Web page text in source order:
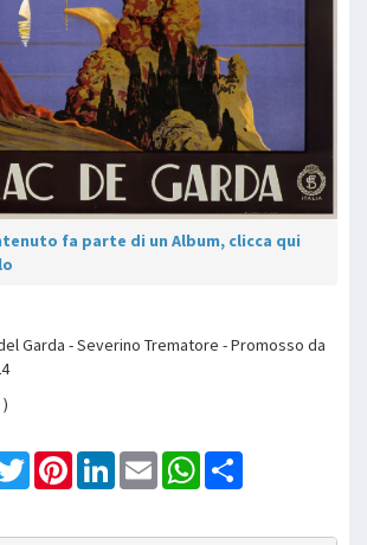
fa parte di un Album, clicca qui
Garda - Severino Trematore - Promosso da
TwitterPinterestLinkedInEmail WhatsApp